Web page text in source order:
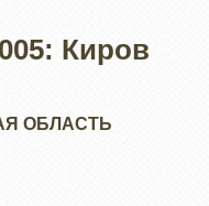
Киров
ОБЛАСТЬ